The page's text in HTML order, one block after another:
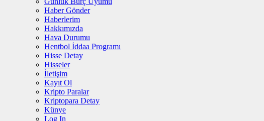
Haber Gönder
Haberlerim
Hakkımızda
Hava Durumu
Hentbol İddaa Programı
Hisse Detay
Hisseler
İletişim
Kayıt Ol
Kripto Paralar
Kriptopara Detay
Künye
Log In